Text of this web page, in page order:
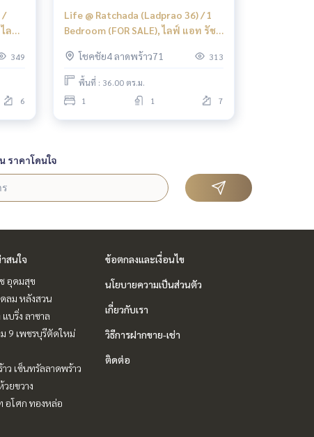
/
ไลฟ์
349
6
Life @ Ratchada (Ladprao 36) / 1
Bedroom (FOR SALE), ไลฟ์ แอท รัช
ML167โชคชัย4 ลาดพร้าว71 313
พื้นที่ : 36.00 ตร.ม.
1
1 7
ราคาโดนใจ
สนใจ
อุดมสุข
ลม หลังสวน
แบริ่ง ลาซาล
9 เพชรบุรีตัดใหม่
ว เซ็นทรัลลาดพร้าว
วยขวาง
อโศก ทองหล่อ
ข้อตกลงและเงื่อนไข
นโยบายความเป็นส่วนตัว
เกี่ยวกับเรา
วิธีการฝากขาย-เช่า
ติดต่อ